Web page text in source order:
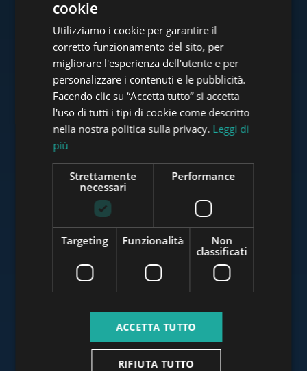
www.tower-investments.com
www.towerassistance.com
www.towerconsulting.hu
www.budapestluxuryapartments.hu
www.budapestoffices.net
FRENCH
ITALIAN
SPANISH
ARABIC
cookie
Utilizziamo i cookie per garantire il
corretto funzionamento del sito, per
migliorare l'esperienza dell'utente e per
personalizzare i contenuti e le pubblicità.
Facendo clic su “Accetta tutto” si accetta
l'uso di tutti i tipi di cookie come descritto
nella nostra politica sulla privacy. Leggi di
più
Strettamente
necessari
Performance
Targeting Funzionalità
Non
classificati
ACCETTA TUTTO
RIFIUTA TUTTO